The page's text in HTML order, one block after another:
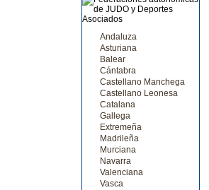
Andaluza
Asturiana
Balear
Cántabra
Castellano Manchega
Castellano Leonesa
Catalana
Gallega
Extremeña
Madrileña
Murciana
Navarra
Valenciana
Vasca